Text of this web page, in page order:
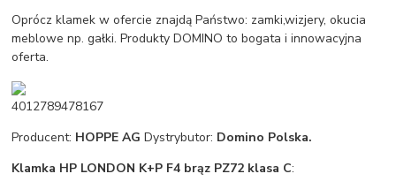
Oprócz klamek w ofercie znajdą Państwo: zamki,wizjery, okucia
meblowe np. gałki. Produkty DOMINO to bogata i innowacyjna
oferta.
4012789478167
Producent: HOPPE AG Dystrybutor: Domino Polska.
Klamka HP LONDON K+P F4 brąz PZ72 klasa C: